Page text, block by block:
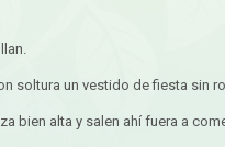
soltura un vestido de fiesta sin
bien alta y salen ahí fuera a